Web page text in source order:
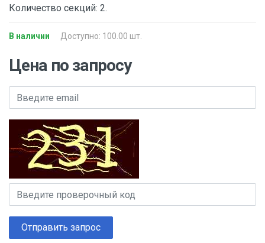
Количество секций: 2.
В наличии Доступно: 100.00 шт.
Цена по запросу
Отправить запрос